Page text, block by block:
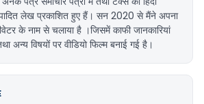
लेख प्रकाशित हुए हैं। सन 2020 से मैंने अपना
के नाम से चलाया है ।जिसमें काफी जानकारियां
विषयों पर वीडियो फिल्म बनाई गई है।